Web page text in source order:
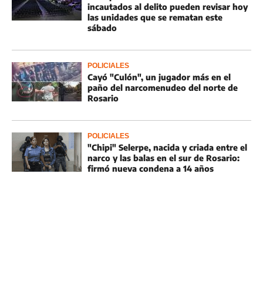
incautados al delito pueden revisar hoy
las unidades que se rematan este
sábado
POLICIALES
Cayó "Culón", un jugador más en el
paño del narcomenudeo del norte de
Rosario
POLICIALES
"Chipi" Selerpe, nacida y criada entre el
narco y las balas en el sur de Rosario:
firmó nueva condena a 14 años